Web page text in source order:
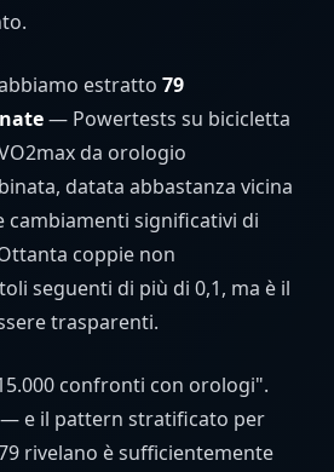
estratto 79
— Powertests su bicicletta
da orologio
datata abbastanza vicina
cambiamenti significativi di
coppie non
seguenti di più di 0,1, ma è il
trasparenti.
confronti con orologi".
e il pattern stratificato per
rivelano è sufficientemente